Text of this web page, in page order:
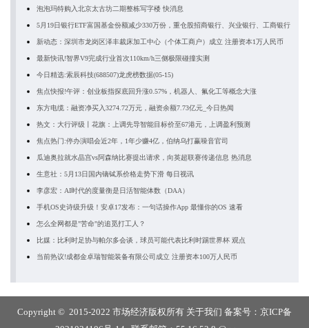
泡泡玛特购入北京太古坊二期整栋写字楼 快消息
5月19日银行ETF富国基金份额减少330万份，重仓股招商银行、兴业银行、工商银行
新动态：深圳市龙岗区泽丰裁床加工中心（个体工商户）成立 注册资本1万人民币
最新快讯!智界V9完成行业首次110km/h三侧极限碰撞实测
今日精选:索辰科技(688507)龙虎榜数据(05-15)
焦点快报!午评：创业板指探底回升涨0.57%，机器人、氟化工等概念大涨
东方电缆：融资净买入3274.72万元，融资余额7.73亿元_今日热闻
热文：大行评级丨花旗：上调先导智能目标价至67港元，上调盈利预测
焦点热门:停办演唱会近2年，1年少赚4亿，伯纳乌打赢噪音官司
瓜迪奥拉就水晶宫vs阿森纳比赛提出请求，向英超联赛传递信息 热消息
生意社：5月13日国内镝铽系价格走势下滑 每日视讯
李彦宏：AI时代的度量衡是日活智能体数（DAA）
手机OS史诗级升级！安卓17发布：一句话操作App 最懂你的OS 速看
怎么全网都是"苦命"的追觅打工人？
比媒：比利时足协与帕尔多会谈，球员可能代表比利时踢世界杯 观点
当前热议!成都金卓瑞智能装备有限公司成立 注册资本100万人民币
Copyright © 2015-2022 市场经济版权所有 关于我们 备案号： 京ICP备